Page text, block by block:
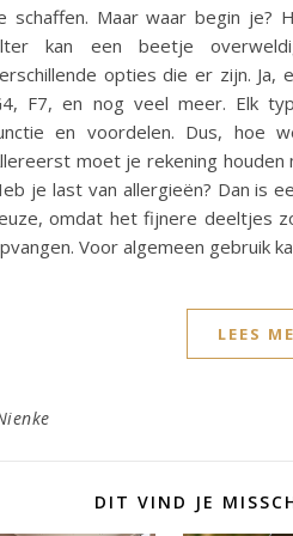
schaffen. Maar waar begin je?
kan een beetje
opties die er zijn.
F7, en nog veel meer. Elk
en voordelen. Dus, hoe
moet je rekening
je last van allergieën? Dan is
omdat het fijnere deeltjes
Voor algemeen gebruik
LEES
DIT VIND JE